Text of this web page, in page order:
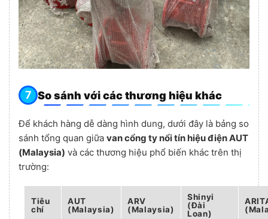
So sánh với các thương hiệu khác
Để khách hàng dễ dàng hình dung, dưới đây là bảng so
sánh tổng quan giữa van cổng ty nổi tín hiệu điện AUT
(Malaysia) và các thương hiệu phổ biến khác trên thị
trường:
Tiêu
chí
AUT
(Malaysia)
ARV
(Malaysia)
Shinyi
(Đài
Loan)